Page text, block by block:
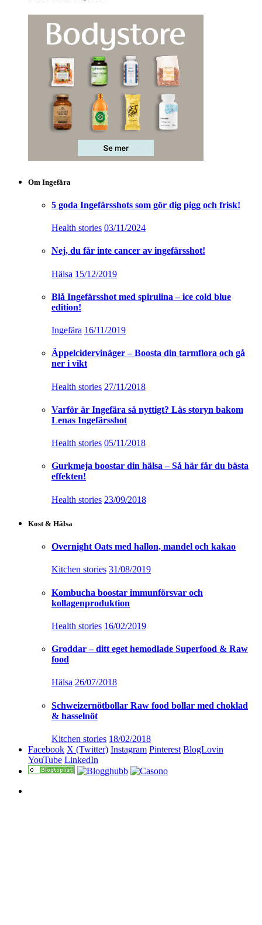
Om Ingefära
5 goda Ingefärsshots som gör dig pigg och frisk!
Health stories 03/11/2024
Nej, du får inte cancer av ingefärsshot!
Hälsa 15/12/2019
Blå Ingefärsshot med spirulina – ice cold blue
edition!
Ingefära 16/11/2019
Äppelcidervinäger – Boosta din tarmflora och gå
ner i vikt
Health stories 27/11/2018
Varför är Ingefära så nyttigt? Läs storyn bakom
Lenas Ingefärsshot
Health stories 05/11/2018
Gurkmeja boostar din hälsa – Så här får du bästa
effekten!
Health stories 23/09/2018
Kost & Hälsa
Overnight Oats med hallon, mandel och kakao
Kitchen stories 31/08/2019
Kombucha boostar immunförsvar och
kollagenproduktion
Health stories 16/02/2019
Groddar – ditt eget hemodlade Superfood & Raw
food
Hälsa 26/07/2018
Schweizernötbollar Raw food bollar med choklad
& hasselnöt
Kitchen stories 18/02/2018
Facebook X (Twitter) Instagram Pinterest BlogLovin
YouTube LinkedIn